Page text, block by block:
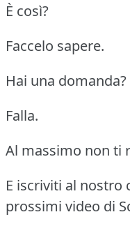
È così?
Faccelo sapere.
Hai una domanda?
Falla.
Al massimo non ti
E iscriviti al nostro
prossimi video di